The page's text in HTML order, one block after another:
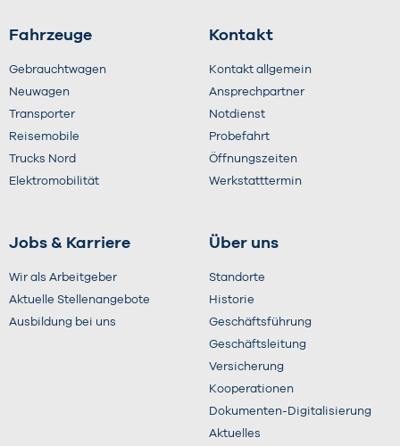
Fahrzeuge
Gebrauchtwagen
Neuwagen
Transporter
Reisemobile
Trucks Nord
Elektromobilität
Kontakt
Kontakt allgemein
Ansprechpartner
Notdienst
Probefahrt
Öffnungszeiten
Werkstatttermin
Jobs & Karriere
Wir als Arbeitgeber
Aktuelle Stellenangebote
Ausbildung bei uns
Über uns
Standorte
Historie
Geschäftsführung
Geschäftsleitung
Versicherung
Kooperationen
Dokumenten-Digitalisierung
Aktuelles